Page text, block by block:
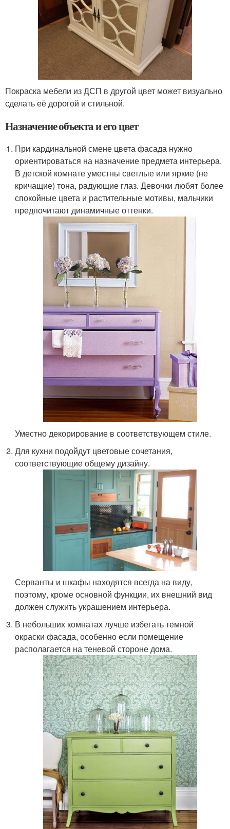
Покраска мебели из ДСП в другой цвет может визуально
сделать её дорогой и стильной.
Назначение объекта и его цвет
При кардинальной смене цвета фасада нужно
ориентироваться на назначение предмета интерьера.
В детской комнате уместны светлые или яркие (не
кричащие) тона, радующие глаз. Девочки любят более
спокойные цвета и растительные мотивы, мальчики
предпочитают динамичные оттенки.
Уместно декорирование в соответствующем стиле.
Для кухни подойдут цветовые сочетания,
соответствующие общему дизайну.
Серванты и шкафы находятся всегда на виду,
поэтому, кроме основной функции, их внешний вид
должен служить украшением интерьера.
В небольших комнатах лучше избегать темной
окраски фасада, особенно если помещение
располагается на теневой стороне дома.